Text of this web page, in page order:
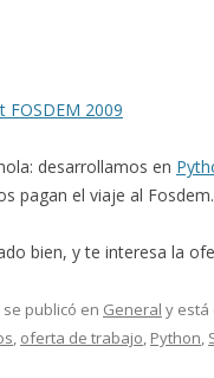
FOSDEM 2009
desarrollamos en
pagan el viaje al
bien, y te interesa la
publicó en General y está
, oferta de trabajo, Python,